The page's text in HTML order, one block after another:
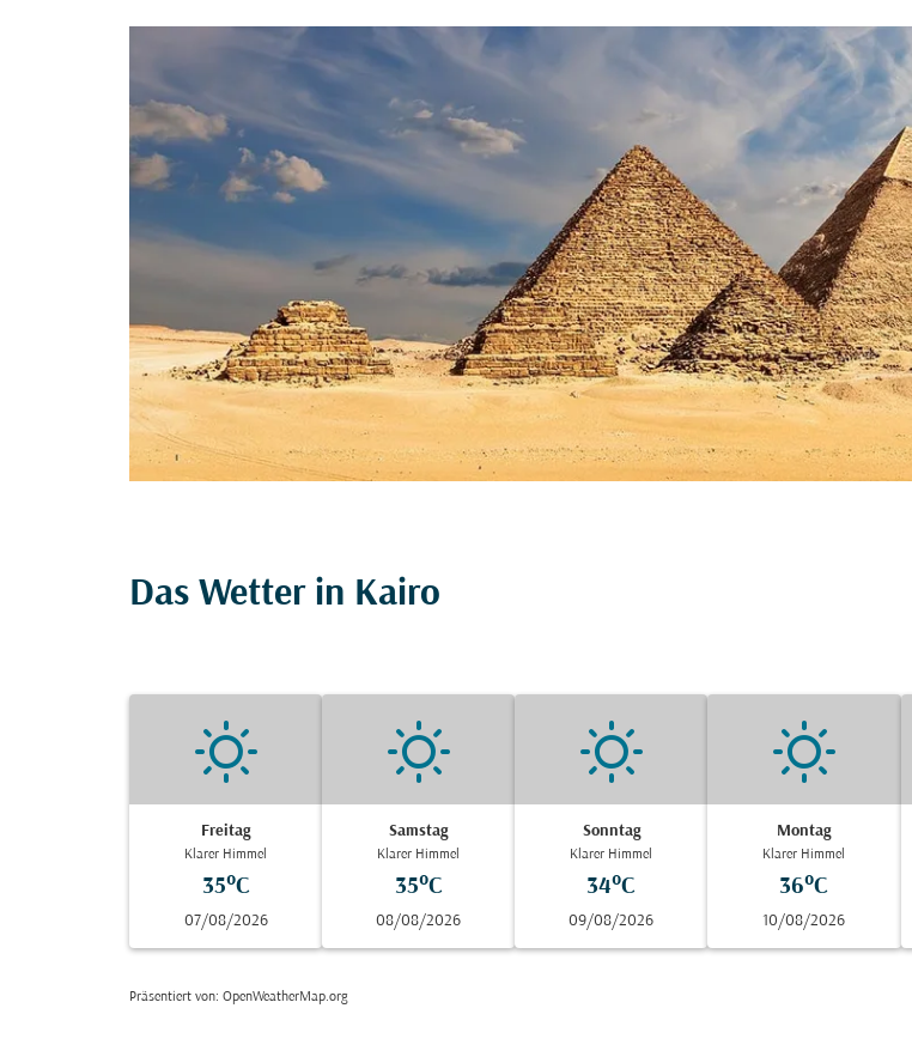
Das Wetter in Kairo
Freitag
Klarer Himmel
35°C
07/08/2026
Samstag
Klarer Himmel
35°C
08/08/2026
Sonntag
Klarer Himmel
34°C
09/08/2026
Montag
Klarer Himmel
36°C
10/08/2026
Präsentiert von: OpenWeatherMap.org